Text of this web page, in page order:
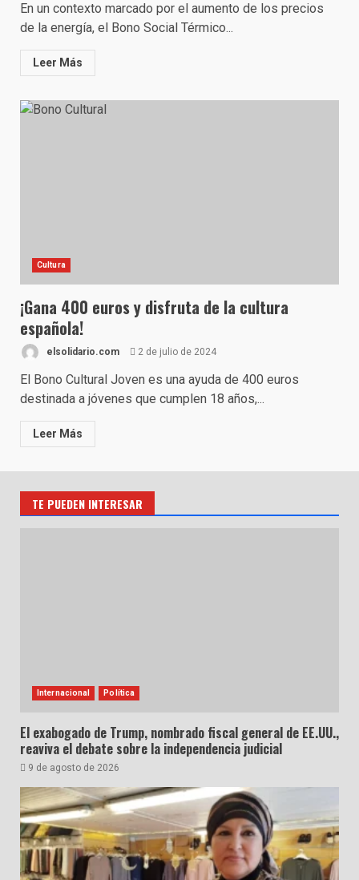
En un contexto marcado por el aumento de los precios
de la energía, el Bono Social Térmico...
Leer Más
Cultura
¡Gana 400 euros y disfruta de la cultura
española!
elsolidario.com 2 de julio de 2024
El Bono Cultural Joven es una ayuda de 400 euros
destinada a jóvenes que cumplen 18 años,...
Leer Más
TE PUEDEN INTERESAR
Internacional Política
El exabogado de Trump, nombrado fiscal general de EE.UU.,
reaviva el debate sobre la independencia judicial
9 de agosto de 2026